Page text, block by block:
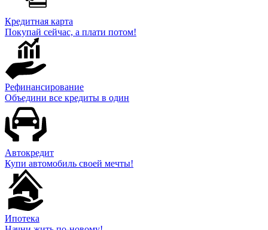
Кредитная карта
Покупай сейчас, а плати потом!
Рефинансирование
Объедини все кредиты в один
Автокредит
Купи автомобиль своей мечты!
Ипотека